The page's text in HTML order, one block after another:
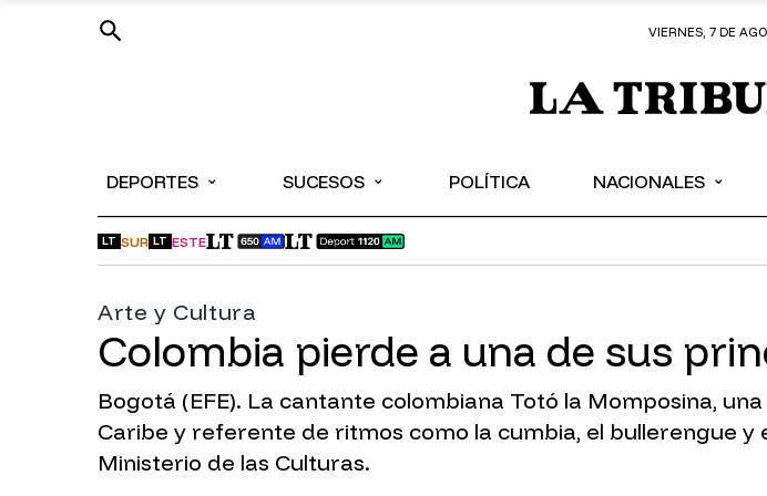
VIERNES, 7 DE
DEPORTES ⌄ SUCESOS ⌄ POLÍTICA NACIONALES ⌄
LT SUR LT ESTE
Arte y Cultura
Colombia pierde a una de sus
Bogotá (EFE). La cantante colombiana Totó la Momposina,
Caribe y referente de ritmos como la cumbia, el bullerengue
Ministerio de las Culturas.